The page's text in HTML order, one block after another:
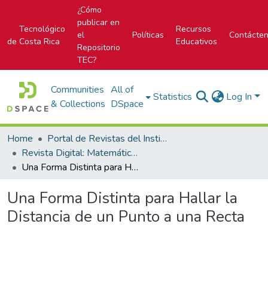
Tecnológico
de Costa Rica
¿Cómo
publicar en
el
Repositorio
TEC?
Políticas
Recursos
Educativos
Communities
& Collections
All of
DSpace
Statistics Log In
Home
Portal de Revistas del Instituto Tecnológico de Costa Rica
Revista Digital: Matemática, Educación e Internet
Una Forma Distinta para Hallar la Distancia de un Punto a una Recta
Una Forma Distinta para Hallar la
Distancia de un Punto a una Recta